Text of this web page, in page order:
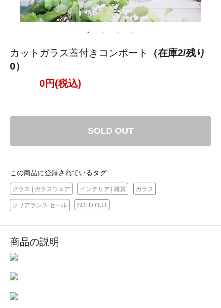
カットガラス蓋付きコンポート
（在庫2/残り
0）
0円(税込)
SOLD OUT
この商品に登録されているタグ
グラス | ガラスウェア インテリア | 雑貨 ガラス
クリアランス セール SOLD OUT
商品の説明